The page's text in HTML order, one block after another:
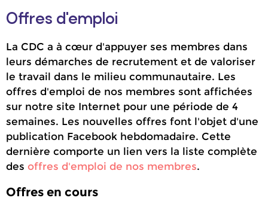
Offres d'emploi
La CDC a à cœur d'appuyer ses membres dans
leurs démarches de recrutement et de valoriser
le travail dans le milieu communautaire. Les
offres d'emploi de nos membres sont affichées
sur notre site Internet pour une période de 4
semaines. Les nouvelles offres font l'objet d'une
publication Facebook hebdomadaire. Cette
dernière comporte un lien vers la liste complète
des offres d'emploi de nos membres.
Offres en cours